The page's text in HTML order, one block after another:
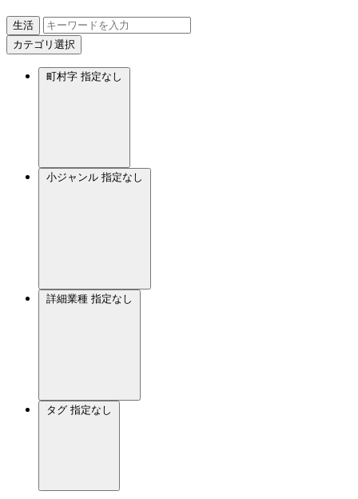
生活
カテゴリ選択
町村字 指定なし
小ジャンル 指定なし
詳細業種 指定なし
タグ 指定なし